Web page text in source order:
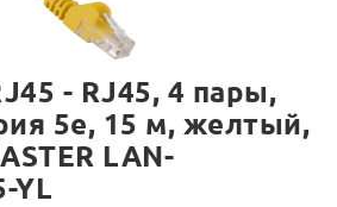
- RJ45, 4 пары,
5е, 15 м, желтый,
LAN-
YL